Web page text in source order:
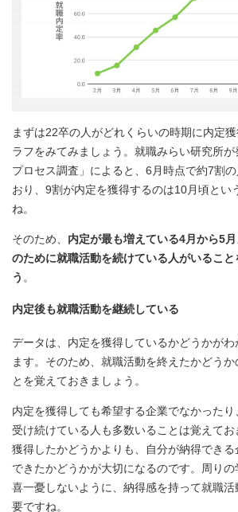
まずは22卒の人がどれくらいの時期に内定
ラフをみてみましょう。就職みらい研究所
プロセス調査」によると、6月時点で約7割
おり、9割が内定を獲得するのは10月頃とい
ね。
そのため、 内定が最も増えている4月から5
のために就職活動を続けている人がいること
う 。
内定後も就職活動を継続している
データは、内定を獲得しているかどうかが
ます。そのため、就職活動を終えたかどうか
とを覚えておきましょう。
内定を獲得しても希望する企業でなかった
受け続けている人も多数いることは覚えて
獲得したかどうかよりも、自分が納得でき
できたかどうかが大切になるのです。周り
喜一憂しないように、納得感を持って就職
要ですね。